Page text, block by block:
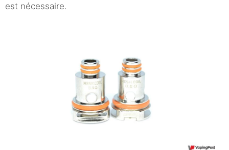
est nécessaire.